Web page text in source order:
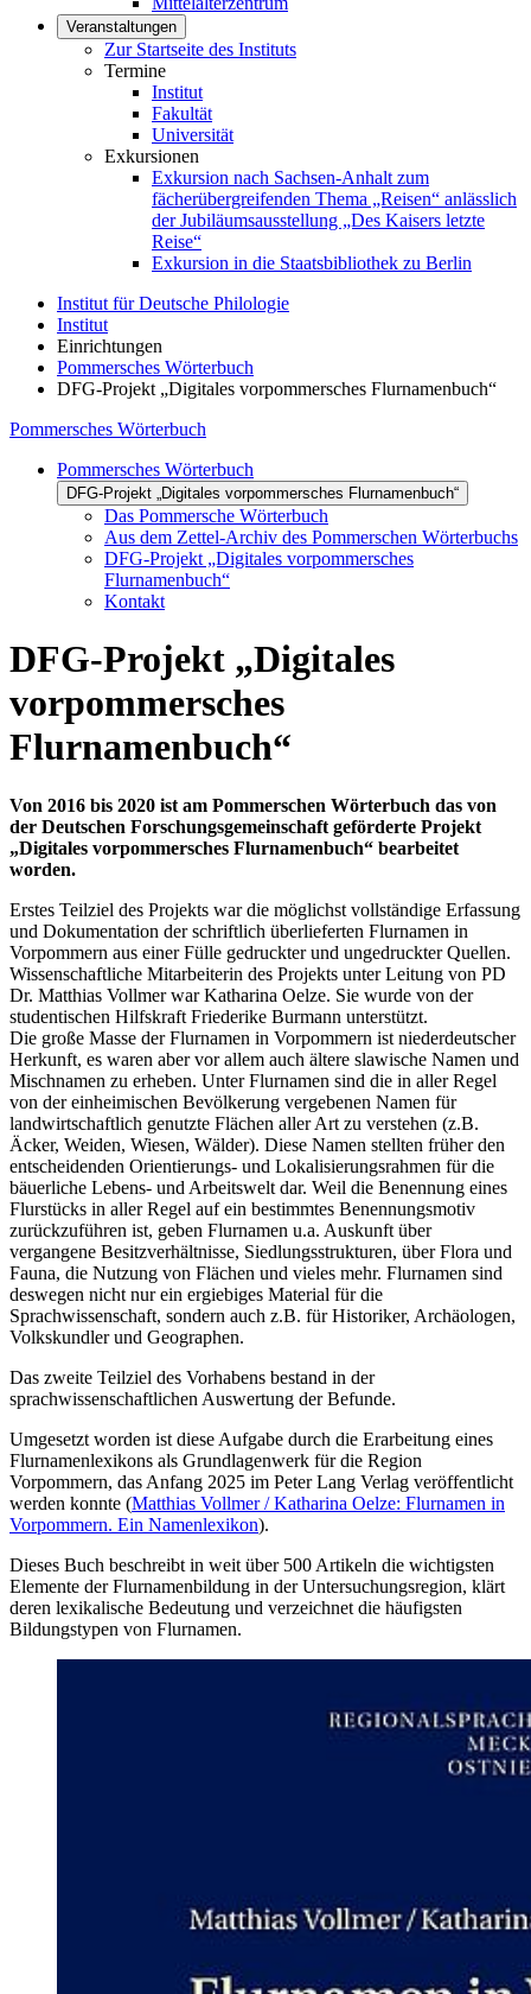
Veranstaltungen
Zur Startseite des Instituts
Termine
Institut
Fakultät
Universität
Exkursionen
Exkursion nach Sachsen-Anhalt zum
fächerübergreifenden Thema „Reisen“ anlässlich
der Jubiläumsausstellung „Des Kaisers letzte
Reise“
Exkursion in die Staatsbibliothek zu Berlin
Institut für Deutsche Philologie
Institut
Einrichtungen
Pommersches Wörterbuch
DFG-Projekt „Digitales vorpommersches Flurnamenbuch“
Pommersches Wörterbuch
Pommersches Wörterbuch
DFG-Projekt „Digitales vorpommersches Flurnamenbuch“
Das Pommersche Wörterbuch
Aus dem Zettel-Archiv des Pommerschen Wörterbuchs
DFG-Projekt „Digitales vorpommersches
Flurnamenbuch“
Kontakt
DFG-Projekt „Digitales
vorpommersches
Flurnamenbuch“
Von 2016 bis 2020 ist am Pommerschen Wörterbuch das von
der Deutschen Forschungsgemeinschaft geförderte Projekt
„Digitales vorpommersches Flurnamenbuch“ bearbeitet
worden.
Erstes Teilziel des Projekts war die möglichst vollständige Erfassung
und Dokumentation der schriftlich überlieferten Flurnamen in
Vorpommern aus einer Fülle gedruckter und ungedruckter Quellen.
Wissenschaftliche Mitarbeiterin des Projekts unter Leitung von PD
Dr. Matthias Vollmer war Katharina Oelze. Sie wurde von der
studentischen Hilfskraft Friederike Burmann unterstützt.
Die große Masse der Flurnamen in Vorpommern ist niederdeutscher
Herkunft, es waren aber vor allem auch ältere slawische Namen und
Mischnamen zu erheben. Unter Flurnamen sind die in aller Regel
von der einheimischen Bevölkerung vergebenen Namen für
landwirtschaftlich genutzte Flächen aller Art zu verstehen (z.B.
Äcker, Weiden, Wiesen, Wälder). Diese Namen stellten früher den
entscheidenden Orientierungs- und Lokalisierungsrahmen für die
bäuerliche Lebens- und Arbeitswelt dar. Weil die Benennung eines
Flurstücks in aller Regel auf ein bestimmtes Benennungsmotiv
zurückzuführen ist, geben Flurnamen u.a. Auskunft über
vergangene Besitzverhältnisse, Siedlungsstrukturen, über Flora und
Fauna, die Nutzung von Flächen und vieles mehr. Flurnamen sind
deswegen nicht nur ein ergiebiges Material für die
Sprachwissenschaft, sondern auch z.B. für Historiker, Archäologen,
Volkskundler und Geographen.
Das zweite Teilziel des Vorhabens bestand in der
sprachwissenschaftlichen Auswertung der Befunde.
Umgesetzt worden ist diese Aufgabe durch die Erarbeitung eines
Flurnamenlexikons als Grundlagenwerk für die Region
Vorpommern, das Anfang 2025 im Peter Lang Verlag veröffentlicht
werden konnte (Matthias Vollmer / Katharina Oelze: Flurnamen in
Vorpommern. Ein Namenlexikon).
Dieses Buch beschreibt in weit über 500 Artikeln die wichtigsten
Elemente der Flurnamenbildung in der Untersuchungsregion, klärt
deren lexikalische Bedeutung und verzeichnet die häufigsten
Bildungstypen von Flurnamen.